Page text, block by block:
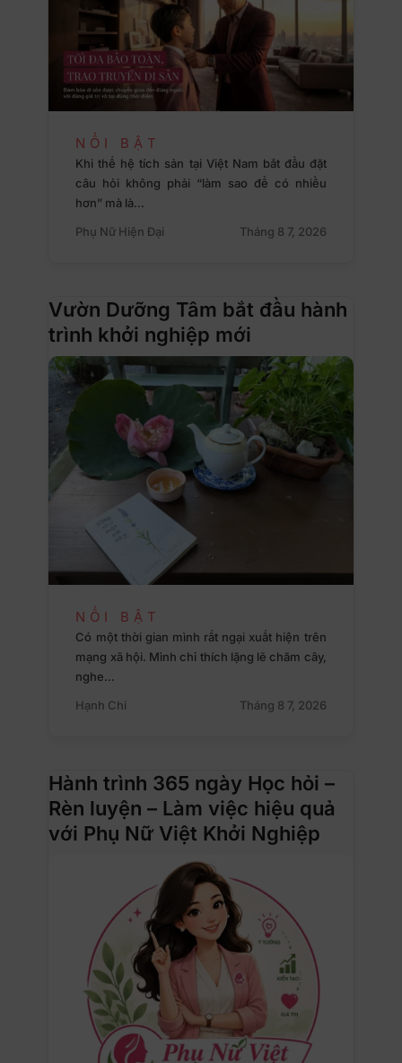
NỔI BẬT
Khi thế hệ tích sản tại Việt Nam bắt đầu đặt
câu hỏi không phải “làm sao để có nhiều
hơn” mà là…
Phụ Nữ Hiện Đại
Tháng 8 7, 2026
Vườn Dưỡng Tâm bắt đầu hành
trình khởi nghiệp mới
NỔI BẬT
Có một thời gian mình rất ngại xuất hiện trên
mạng xã hội. Mình chỉ thích lặng lẽ chăm cây,
nghe…
Hạnh Chi
Tháng 8 7, 2026
Hành trình 365 ngày Học hỏi –
Rèn luyện – Làm việc hiệu quả
với Phụ Nữ Việt Khởi Nghiệp